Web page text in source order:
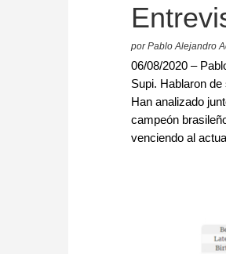
por Pablo Alejandro
06/08/2020 –
Supi. Hablaron
Han analizado
campeón
venciendo al